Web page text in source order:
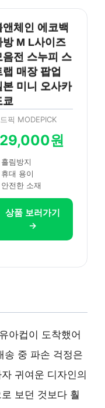
앤체인 에코백
방 M L사이즈
음전 스누피 스
랩 매장 팝업
본 미니 오사카
쿄
픽 MODEPICK
원
림방지
대 용이
전한 소재
상품 보러가기
→
아컵이 도착했어
송 중 파손 걱정은
귀여운 디자인의
보던 것보다 훨